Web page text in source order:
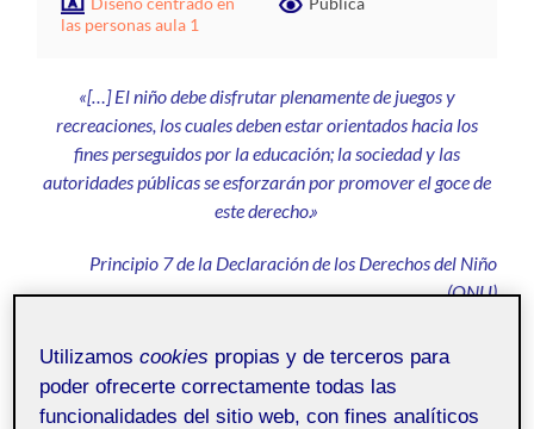
las personas aula 1
«[…] El niño debe disfrutar plenamente de juegos y
recreaciones, los cuales deben estar orientados hacia los
fines perseguidos por la educación; la sociedad y las
autoridades públicas se esforzarán por promover el goce de
este derecho.»
Principio 7 de la Declaración de los Derechos del Niño
(ONU)
1º Introducción
Habitualmente suelo pasar por una zona de juegos
Utilizamoscookies propias y de terceros para
poder ofrecerte correctamente todas las
funcionalidades del sitio web, con fines analíticos